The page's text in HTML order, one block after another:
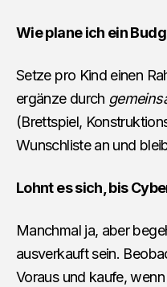
Wie plane ich ein
Setze pro Kind einen
ergänze durch
(Brettspiel,
Wunschliste an und
Lohnt es sich, bis
Manchmal ja, aber
ausverkauft sein.
Voraus und kaufe,